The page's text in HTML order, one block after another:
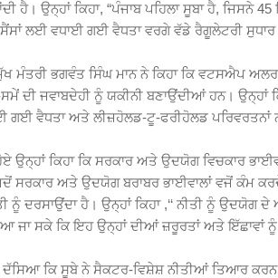
ਹੈ। ਉਨ੍ਹਾਂ ਕਿਹਾ, “ਪੰਜਾਬ ਪਹਿਲਾ ਸੂਬਾ ਹੈ, ਜਿਸਨੇ
ਲਈ ਵਧਾਈ ਗਈ ਵੈਧਤਾ ਵਰਗੇ ਵੱਡੇ ਰੈਗੂਲੇਟਰੀ ਸੁਧਾਰ
ਮੰਤਰੀ ਭਗਵੰਤ ਸਿੰਘ ਮਾਨ ਨੇ ਕਿਹਾ ਕਿ ਵਟਸਐਪ
ਦੀ ਜਵਾਬਦੇਹੀ ਨੂੰ ਯਕੀਨੀ ਬਣਾਉਂਦੀਆਂ ਹਨ। ਉਨ੍ਹਾਂ
ਗਈ ਵੈਧਤਾ ਅਤੇ ਲੀਜ਼ਹੋਲਡ-ਟੂ-ਫਰੀਹੋਲਡ ਪਰਿਵਰਤਨਾਂ
ਉਨ੍ਹਾਂ ਕਿਹਾ ਕਿ ਸਰਕਾਰ ਅਤੇ ਉਦਯੋਗ ਵਿਚਕਾਰ
ਸਰਕਾਰ ਅਤੇ ਉਦਯੋਗ ਬਰਾਬਰ ਭਾਈਵਾਲਾਂ ਵਜੋਂ ਕੰਮ
ਨੂੰ ਦਰਸਾਉਂਦਾ ਹੈ। ਉਨ੍ਹਾਂ ਕਿਹਾ ,‘‘ ਨੀਤੀ ਨੂੰ
ਜਾ ਸਕੇ ਕਿ ਇਹ ਉਨ੍ਹਾਂ ਦੀਆਂ ਜ਼ਰੂਰਤਾਂ ਅਤੇ ਇੱਛਾਵਾਂ ਨੂੰ
ਕਿ ਸੂਬੇ ਨੇ ਸੈਕਟਰ-ਵਿਸ਼ੇਸ਼ ਨੀਤੀਆਂ ਤਿਆਰ ਕਰਨ